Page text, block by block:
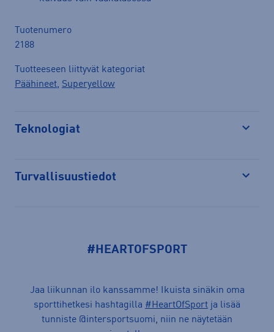
Tuotenumero
2188
Tuotteeseen liittyvät kategoriat
Päähineet, Superyellow
Teknologiat
Turvallisuustiedot
#HEARTOFSPORT
Jaa liikunnan ilo kanssamme! Ikuista sinäkin oma
sporttihetkesi hashtagilla #HeartOfSport ja lisää
tunniste @intersportsuomi, niin ne näytetään